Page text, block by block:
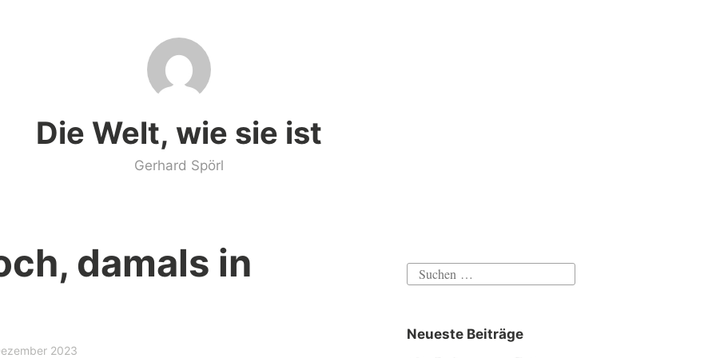
Die Welt, wie sie ist
Gerhard Spörl
damals in
2023
Suchen
Neueste Beiträge